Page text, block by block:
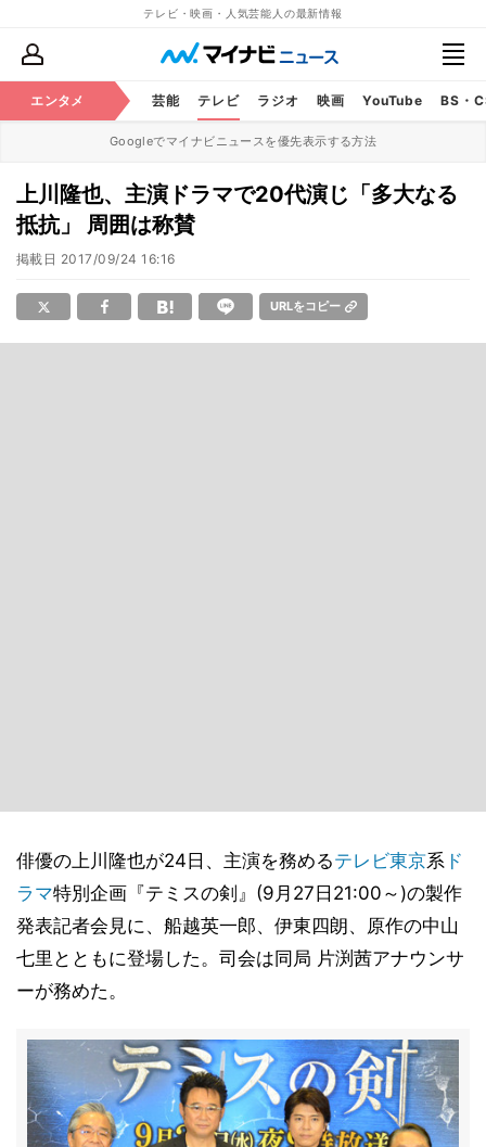
テレビ・映画・人気芸能人の最新情報
エンタメ 芸能 テレビ ラジオ 映画 YouTube BS・
Googleでマイナビニュースを優先表示する方法
上川隆也、主演ドラマで20代演じ「多大なる
抵抗」 周囲は称賛
掲載日 2017/09/24 16:16
URLをコピー
俳優の上川隆也が24日、主演を務めるテレビ東京系 ド
ラマ特別企画『テミスの剣』(9月27日21:00～)の製作
発表記者会見に、船越英一郎、伊東四朗、原作の中山
七里とともに登場した。司会は同局 片渕茜アナウンサ
ーが務めた。